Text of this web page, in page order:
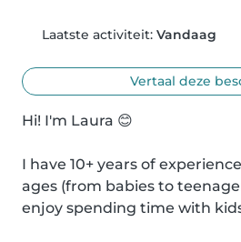
Laatste activiteit: Vandaag
Vertaal deze
Hi! I'm Laura 😊
I have 10+ years of
ages (from babies to
enjoy spending time with